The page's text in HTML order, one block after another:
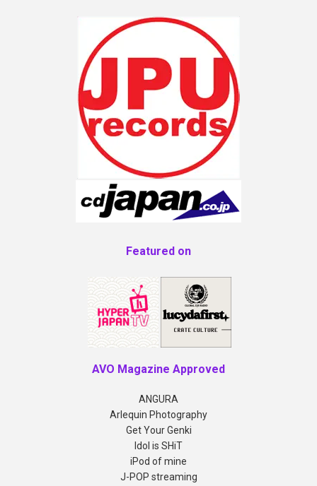
Featured on
AVO Magazine Approved
ANGURA
Arlequin Photography
Get Your Genki
Idol is SHiT
iPod of mine
J-POP streaming